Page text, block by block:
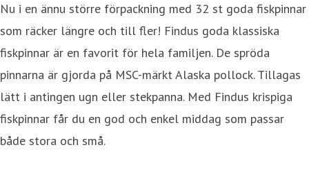
Nu i en ännu större förpackning med 32 st goda fiskpinnar
som räcker längre och till fler! Findus goda klassiska
fiskpinnar är en favorit för hela familjen. De spröda
pinnarna är gjorda på MSC-märkt Alaska pollock. Tillagas
lätt i antingen ugn eller stekpanna. Med Findus krispiga
fiskpinnar får du en god och enkel middag som passar
både stora och små.